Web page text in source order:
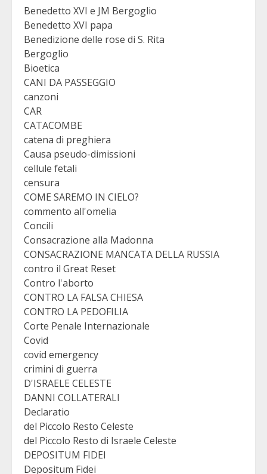
Benedetto XVI e JM Bergoglio
Benedetto XVI papa
Benedizione delle rose di S. Rita
Bergoglio
Bioetica
CANI DA PASSEGGIO
canzoni
CAR
CATACOMBE
catena di preghiera
Causa pseudo-dimissioni
cellule fetali
censura
COME SAREMO IN CIELO?
commento all'omelia
Concili
Consacrazione alla Madonna
CONSACRAZIONE MANCATA DELLA RUSSIA
contro il Great Reset
Contro l'aborto
CONTRO LA FALSA CHIESA
CONTRO LA PEDOFILIA
Corte Penale Internazionale
Covid
covid emergency
crimini di guerra
D'ISRAELE CELESTE
DANNI COLLATERALI
Declaratio
del Piccolo Resto Celeste
del Piccolo Resto di Israele Celeste
DEPOSITUM FIDEI
Depositum Fidei